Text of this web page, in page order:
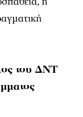
του ΔΝΤ
μας και